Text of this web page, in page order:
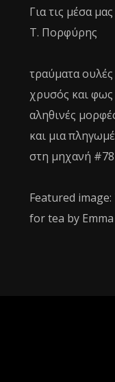
Για τις μέσα
Τ. Πορφύρης
τραύματα ουλές
χρυσός και φως
αληθινές
και μια
στη μηχανή #78
Featured
for tea by